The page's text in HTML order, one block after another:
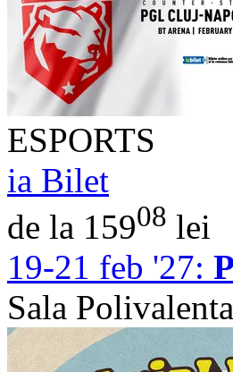
ESPORTS
ia Bilet
de la 15908 lei
19-21 feb '27:
Sala